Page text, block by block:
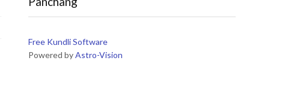
Free Kundli Software
Powered byAstro-Vision